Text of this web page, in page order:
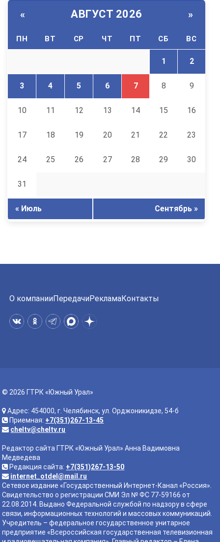
« АВГУСТ 2026 »
ПН ВТ СР ЧТ ПТ СБ ВС
1 2
3 4 5 6 7 8 9
10 11 12 13 14 15 16
17 18 19 20 21 22 23
24 25 26 27 28 29 30
31
« Июль Сентябрь »
О компанииПередачиРекламаКонтакты
© 2026 ГТРК «Южный Урал»
Адрес: 454000, г. Челябинск, ул. Орджоникидзе, 54-б
Приемная: +7(351)267-13-45
cheltv@cheltv.ru
Редактор сайта ГТРК «Южный Урал» Анна Вадимовна
Медведева
Редакция сайта: +7(351)267-13-50
internet_otdel@mail.ru
Сетевое издание «Государственный Интернет-Канал «Россия».
Свидетельство о регистрации СМИ Эл № ФС 77-59166 от
22.08.2014. Выдано Федеральной службой по надзору в сфере
связи, информационных технологий и массовых коммуникаций.
Учредитель – федеральное государственное унитарное
предприятие «Всероссийская государственная телевизионная